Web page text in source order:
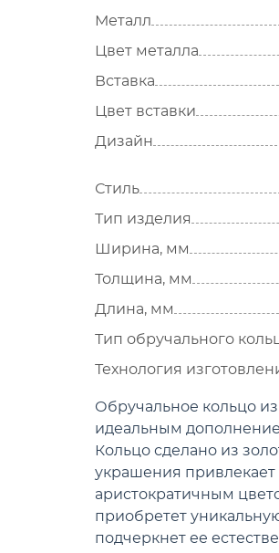
Металл
Цвет металла
Вставка
Цвет вставки
Дизайн
Стиль
Тип изделия
Ширина, мм
Толщина, мм
Длина, мм
Тип обручального
Технология
Обручальное кольцо
идеальным
Кольцо сделано из
украшения
аристократичным
приобретет
подчеркнет ее